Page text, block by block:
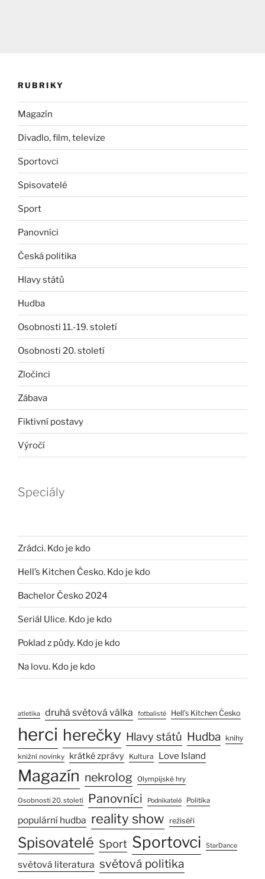
RUBRIKY
Magazín
Divadlo, film, televize
Sportovci
Spisovatelé
Sport
Panovníci
Česká politika
Hlavy států
Hudba
Osobnosti 11.-19. století
Osobnosti 20. století
Zločinci
Zábava
Fiktivní postavy
Výročí
Speciály
Zrádci. Kdo je kdo
Hell’s Kitchen Česko. Kdo je kdo
Bachelor Česko 2024
Seriál Ulice. Kdo je kdo
Poklad z půdy. Kdo je kdo
Na lovu. Kdo je kdo
atletika druhá světová válka fotbalisté Hell’s Kitchen Česko
herci herečky Hlavy států Hudba knihy
knižní novinky krátké zprávy Kultura Love Island
Magazín nekrolog Olympijské hry
Osobnosti 20. století Panovníci Podnikatelé Politika
populární hudba reality show režiséři
Spisovatelé Sport Sportovci StarDance
světová literatura světová politika